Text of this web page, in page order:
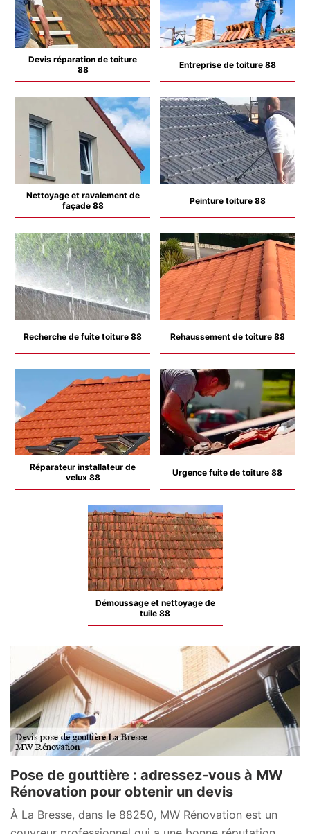
Devis réparation de toiture
88
Entreprise de toiture 88
Nettoyage et ravalement de
façade 88
Peinture toiture 88
Recherche de fuite toiture 88 Rehaussement de toiture 88
Réparateur installateur de
velux 88
Urgence fuite de toiture 88
Démoussage et nettoyage de
tuile 88
Pose de gouttière : adressez-vous à MW
Rénovation pour obtenir un devis
À La Bresse, dans le 88250, MW Rénovation est un